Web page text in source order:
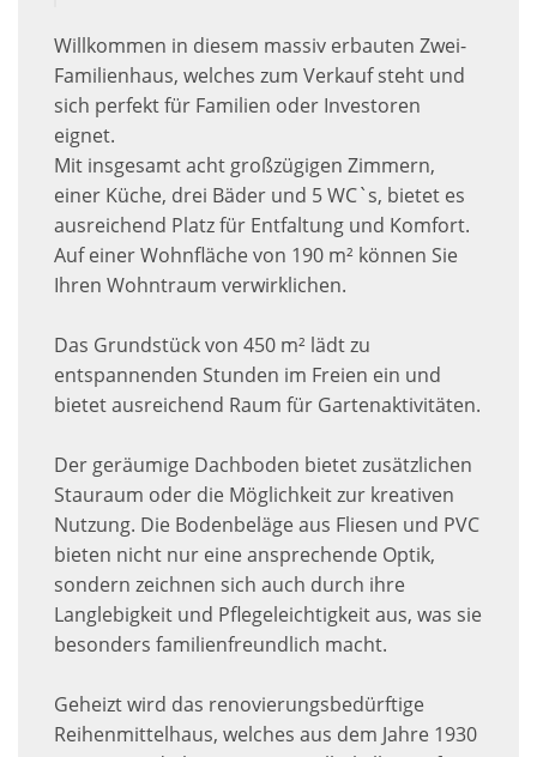
Willkommen in diesem massiv erbauten Zwei-
Familienhaus, welches zum Verkauf steht und
sich perfekt für Familien oder Investoren
eignet.
Mit insgesamt acht großzügigen Zimmern,
einer Küche, drei Bäder und 5 WC`s, bietet es
ausreichend Platz für Entfaltung und Komfort.
Auf einer Wohnfläche von 190 m² können Sie
Ihren Wohntraum verwirklichen.
Das Grundstück von 450 m² lädt zu
entspannenden Stunden im Freien ein und
bietet ausreichend Raum für Gartenaktivitäten.
Der geräumige Dachboden bietet zusätzlichen
Stauraum oder die Möglichkeit zur kreativen
Nutzung. Die Bodenbeläge aus Fliesen und PVC
bieten nicht nur eine ansprechende Optik,
sondern zeichnen sich auch durch ihre
Langlebigkeit und Pflegeleichtigkeit aus, was sie
besonders familienfreundlich macht.
Geheizt wird das renovierungsbedürftige
Reihenmittelhaus, welches aus dem Jahre 1930